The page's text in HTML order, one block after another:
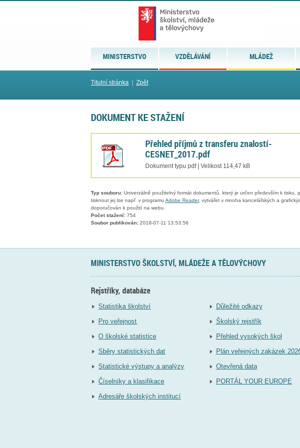
MINISTERSTVO VZDĚLÁVÁNÍ MLÁDEŽ
Titulní stránka Zpět
DOKUMENT KE STAŽENÍ
Přehled příjmů z transferu znalostí-
CESNET_2017.pdf
Dokument typu pdf | Velikost 114,47 kB
Typ souboru: Univerzálně použitelný formát dokumentů, který je určen především k tisku,
tisknout jej lze např. v programu Adobe Reader, vytvářet v mnoha kancelářských a
doporučován k použití na webu.
Počet stažení: 754
Soubor publikován: 2018-07-11 13:53:56
MINISTERSTVO ŠKOLSTVÍ, MLÁDEŽE A TĚLOVÝCHOVY
Rejstříky, databáze
Statistika školství
Pro veřejnost
O školské statistice
Sběry statistických dat
Statistické výstupy a analýzy
Číselníky a klasifikace
Adresáře školských institucí
Důležité odkazy
Školský rejstřík
Přehled vysokých škol
Plán veřejných zakázek
Otevřená data
PORTÁL YOUR EUROPE